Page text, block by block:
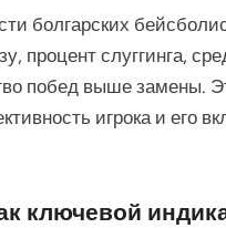
болгарских
процент слуггинга,
побед выше замены.
игрока и его
ключевой